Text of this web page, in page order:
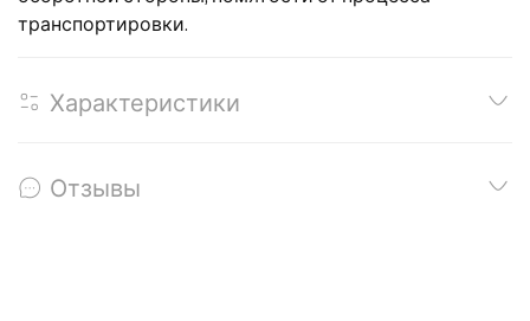
транспортировки.
Характеристики
Отзывы